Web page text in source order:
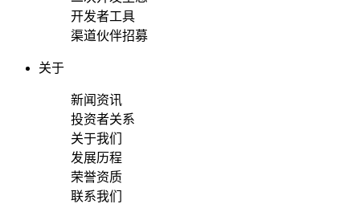
开发者工具
渠道伙伴招募
关于
新闻资讯
投资者关系
关于我们
发展历程
荣誉资质
联系我们